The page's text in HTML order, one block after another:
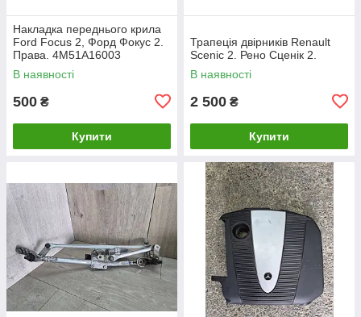
Накладка переднього крила
Ford Focus 2, Форд Фокус 2.
Права. 4M51A16003
В наявності
500 ₴
Купити
Трапеція двірників Renault
Scenic 2. Рено Сценік 2.
В наявності
2 500 ₴
Купити